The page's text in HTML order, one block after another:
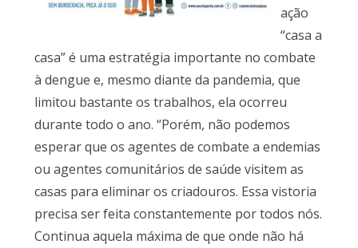
ação
“casa a
casa” é uma estratégia importante no combate
à dengue e, mesmo diante da pandemia, que
limitou bastante os trabalhos, ela ocorreu
durante todo o ano. “Porém, não podemos
esperar que os agentes de combate a endemias
ou agentes comunitários de saúde visitem as
casas para eliminar os criadouros. Essa vistoria
precisa ser feita constantemente por todos nós.
Continua aquela máxima de que onde não há